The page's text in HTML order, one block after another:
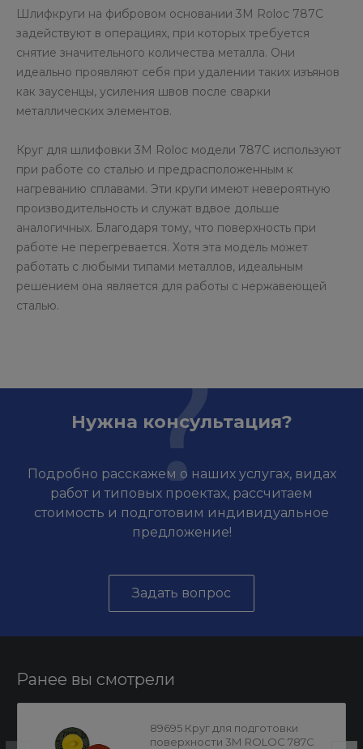
Шлифкруги на фибровом основании 3M Roloc 787С
задействуют в операциях, при которых требуется
снятие значительного количества металла. Они
идеально проявляют себя при удалении таких изъянов
как заусенцы, усиления швов после сварки
металлических элементов.
Круг для шлифовки 3M Roloc модели 787С используют
при работе со сталью и предрасположенным к
нагреванию сплавами. Эти круги имеют невероятную
производительность и служат вдвое дольше
аналогичных. Благодаря тому, что поверхность при
работе не перегревается. Хотя эта модель может
работать с любыми типами металлов, идеальным
решением она является для работы с нержавеющей
сталью.
Нужна консультация?
Подробно расскажем о наших услугах, видах
работ и типовых проектах, рассчитаем
стоимость и подготовим индивидуальное
предложение!
Задать вопрос
Ранее вы смотрели
89695 Круг для подготовки
поверхности 3М ROLOC 787С